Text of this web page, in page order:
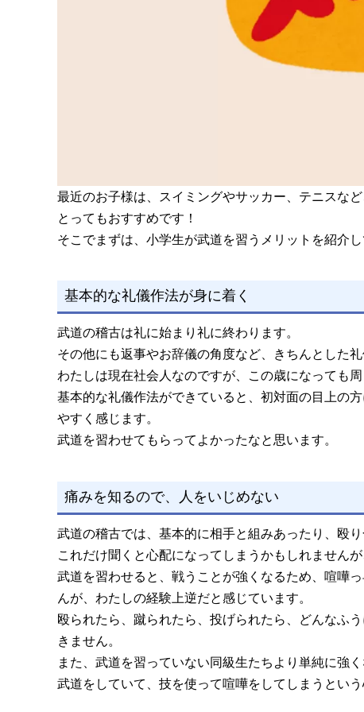
最近のお子様は、スイミングやサッカー、テニスな
とってもおすすめです！
そこでまずは、小学生が武道を習うメリットを紹介し
基本的な礼儀作法が身に着く
武道の稽古は礼に始まり礼に終わります。
その他にも返事やお辞儀の角度など、きちんとした
わたしは現在社会人なのですが、この歳になっても
基本的な礼儀作法ができていると、初対面の目上の
やすく感じます。
武道を習わせてもらってよかったなと思います。
痛みを知るので、人をいじめない
武道の稽古では、基本的に相手と組みあったり、殴
これだけ聞くと心配になってしまうかもしれません
武道を習わせると、戦うことが強くなるため、喧嘩
んが、わたしの経験上逆だと感じています。
殴られたら、蹴られたら、投げられたら、どんなふ
きません。
また、武道を習っていない同級生たちより単純に強
武道をしていて、技を使って喧嘩をしてしまうとい